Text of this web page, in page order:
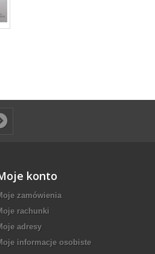
konto
zamówienia
rachunki
adresy
informacje osobiste